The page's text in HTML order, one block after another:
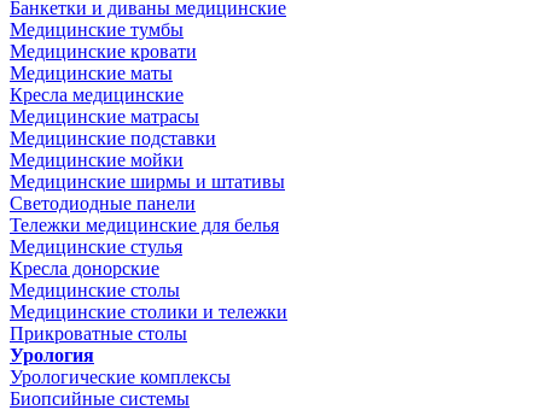
Банкетки и диваны медицинские
Медицинские тумбы
Медицинские кровати
Медицинские маты
Кресла медицинские
Медицинские матрасы
Медицинские подставки
Медицинские мойки
Медицинские ширмы и штативы
Светодиодные панели
Тележки медицинские для белья
Медицинские стулья
Кресла донорские
Медицинские столы
Медицинские столики и тележки
Прикроватные столы
Урология
Урологические комплексы
Биопсийные системы